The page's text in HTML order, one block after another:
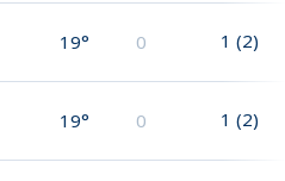
19° 0 1 (2)
19° 0 1 (2)